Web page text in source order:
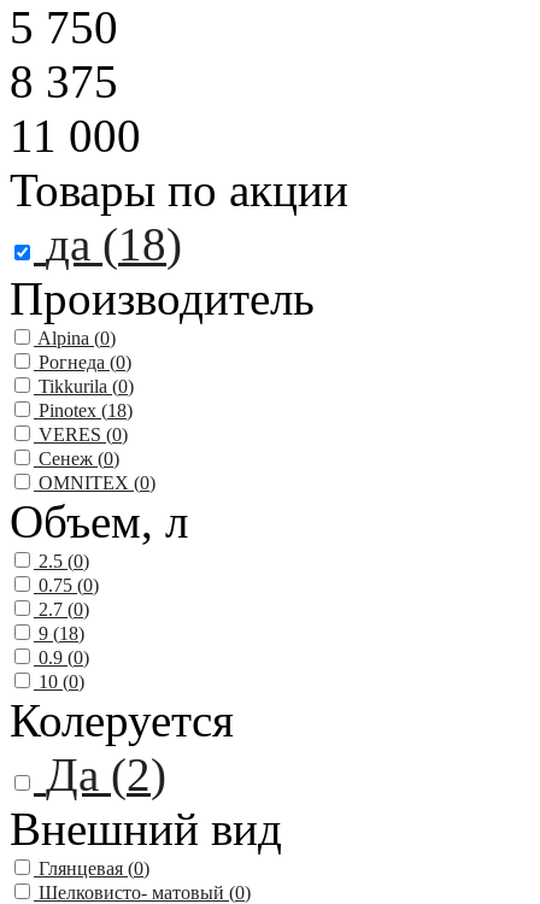
5 750
8 375
11 000
Товары по акции
да (18)
Производитель
Alpina (0)
Рогнеда (0)
Tikkurila (0)
Pinotex (18)
VERES (0)
Сенеж (0)
OMNITEX (0)
Объем, л
2.5 (0)
0.75 (0)
2.7 (0)
9 (18)
0.9 (0)
10 (0)
Колеруется
Да (2)
Внешний вид
Глянцевая (0)
Шелковисто- матовый (0)